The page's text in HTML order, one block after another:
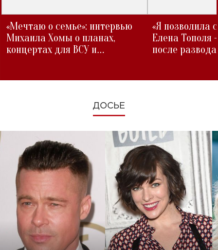
«Мечтаю о семье»: интервью
Михаила Хомы о планах,
концертах для ВСУ и
«Я позволила
Елена Тополя
после развода
ДОСЬЕ